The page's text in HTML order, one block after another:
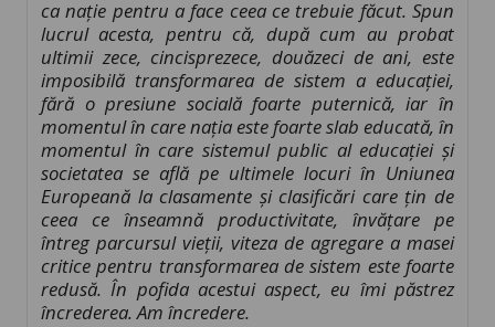
ca nație pentru a face ceea ce trebuie făcut. Spun
lucrul acesta, pentru că, după cum au probat
ultimii zece, cincisprezece, douăzeci de ani, este
imposibilă transformarea de sistem a educației,
fără o presiune socială foarte puternică, iar în
momentul în care nația este foarte slab educată, în
momentul în care sistemul public al educației și
societatea se află pe ultimele locuri în Uniunea
Europeană la clasamente și clasificări care țin de
ceea ce înseamnă productivitate, învățare pe
întreg parcursul vieții, viteza de agregare a masei
critice pentru transformarea de sistem este foarte
redusă. În pofida acestui aspect, eu îmi păstrez
încrederea. Am încredere.